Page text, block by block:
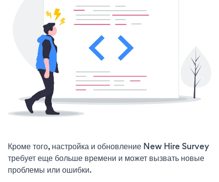
Кроме того, настройка и обновление New Hire Survey
требует еще больше времени и может вызвать новые
проблемы или ошибки.